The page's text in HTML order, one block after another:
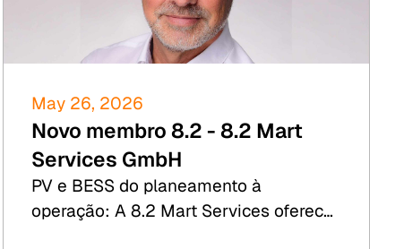
May 26, 2026
Novo membro 8.2 - 8.2 Mart
Services GmbH
PV e BESS do planeamento à
operação: A 8.2 Mart Services oferece